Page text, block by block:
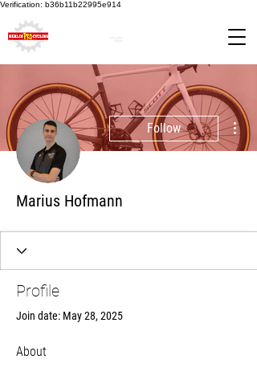
Verification: b36b11b22995e914
Follow
Marius Hofmann
Profile
Join date: May 28, 2025
About